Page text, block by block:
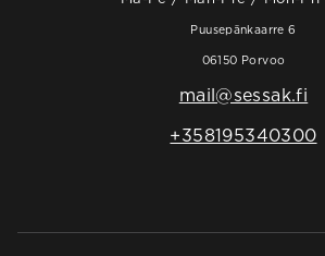
Puusepänkaarre 6
06150 Porvoo
mail@sessak.fi
+358195340300